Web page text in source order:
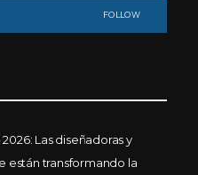
FOLLOW
Las diseñadoras y
están transformando la